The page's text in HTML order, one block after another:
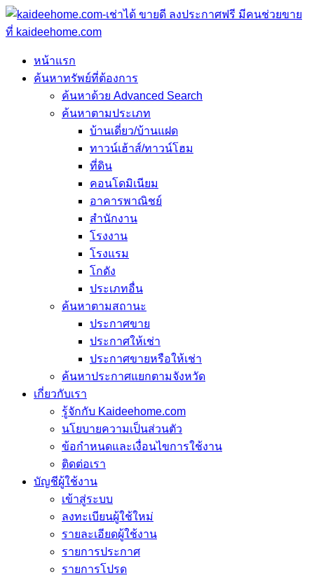
หน้าแรก
ค้นหาทรัพย์ที่ต้องการ
ค้นหาด้วย Advanced Search
ค้นหาตามประเภท
บ้านเดี่ยว/บ้านแฝด
ทาวน์เฮ้าส์/ทาวน์โฮม
ที่ดิน
คอนโดมิเนียม
อาคารพาณิชย์
สำนักงาน
โรงงาน
โรงแรม
โกดัง
ประเภทอื่น
ค้นหาตามสถานะ
ประกาศขาย
ประกาศให้เช่า
ประกาศขายหรือให้เช่า
ค้นหาประกาศแยกตามจังหวัด
เกี่ยวกับเรา
รู้จักกับ Kaideehome.com
นโยบายความเป็นส่วนตัว
ข้อกำหนดและเงื่อนไขการใช้งาน
ติดต่อเรา
บัญชีผู้ใช้งาน
เข้าสู่ระบบ
ลงทะเบียนผู้ใช้ใหม่
รายละเอียดผู้ใช้งาน
รายการประกาศ
รายการโปรด